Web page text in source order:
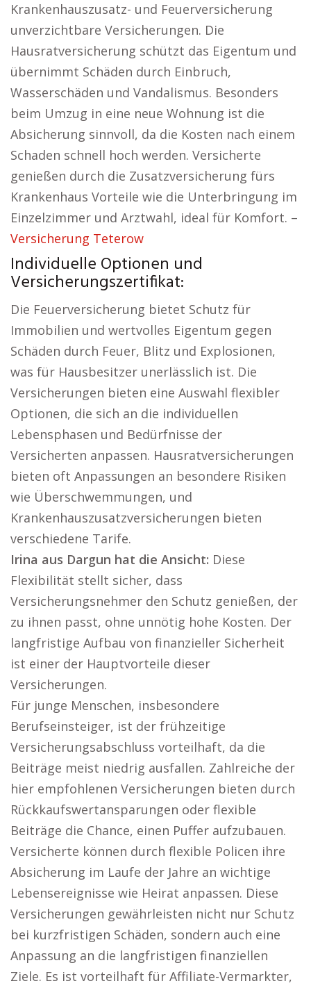
Krankenhauszusatz- und Feuerversicherung
unverzichtbare Versicherungen. Die
Hausratversicherung schützt das Eigentum und
übernimmt Schäden durch Einbruch,
Wasserschäden und Vandalismus. Besonders
beim Umzug in eine neue Wohnung ist die
Absicherung sinnvoll, da die Kosten nach einem
Schaden schnell hoch werden. Versicherte
genießen durch die Zusatzversicherung fürs
Krankenhaus Vorteile wie die Unterbringung im
Einzelzimmer und Arztwahl, ideal für Komfort. –
Versicherung Teterow
Individuelle Optionen und
Versicherungszertifikat:
Die Feuerversicherung bietet Schutz für
Immobilien und wertvolles Eigentum gegen
Schäden durch Feuer, Blitz und Explosionen,
was für Hausbesitzer unerlässlich ist. Die
Versicherungen bieten eine Auswahl flexibler
Optionen, die sich an die individuellen
Lebensphasen und Bedürfnisse der
Versicherten anpassen. Hausratversicherungen
bieten oft Anpassungen an besondere Risiken
wie Überschwemmungen, und
Krankenhauszusatzversicherungen bieten
verschiedene Tarife.
Irina aus Dargun hat die Ansicht: Diese
Flexibilität stellt sicher, dass
Versicherungsnehmer den Schutz genießen, der
zu ihnen passt, ohne unnötig hohe Kosten. Der
langfristige Aufbau von finanzieller Sicherheit
ist einer der Hauptvorteile dieser
Versicherungen.
Für junge Menschen, insbesondere
Berufseinsteiger, ist der frühzeitige
Versicherungsabschluss vorteilhaft, da die
Beiträge meist niedrig ausfallen. Zahlreiche der
hier empfohlenen Versicherungen bieten durch
Rückkaufswertansparungen oder flexible
Beiträge die Chance, einen Puffer aufzubauen.
Versicherte können durch flexible Policen ihre
Absicherung im Laufe der Jahre an wichtige
Lebensereignisse wie Heirat anpassen. Diese
Versicherungen gewährleisten nicht nur Schutz
bei kurzfristigen Schäden, sondern auch eine
Anpassung an die langfristigen finanziellen
Ziele. Es ist vorteilhaft für Affiliate-Vermarkter,